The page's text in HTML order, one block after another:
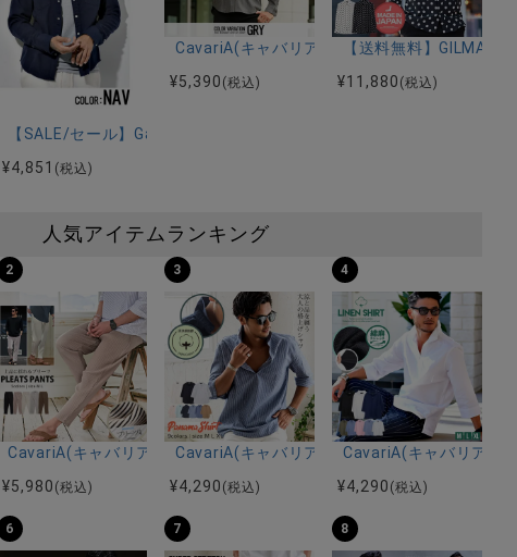
トレッチバイアス柄半袖ポロシャツ/全2色
【SALE/セール】GarsonWave(ギャルソンウェーブ)スタンドカラー
¥4,851 (税込)
CavariA(キャバリア)ゴールドパイピング入り
¥5,390 (税込)
【送料無料】GILMAC(
¥11,880 (税込)
人気アイテムランキング
ミラノリブクルーネックドルマンハーフスリーブニット/全12色
2
CavariA(キャバリア)プリーツ加工イージーロングパンツ/全5色
¥5,980 (税込)
3
CavariA(キャバリア)パナマ織り7分袖カプリ
¥4,290 (税込)
4
CavariA(キャバリア)コ
¥4,290 (税込)
6 7 8